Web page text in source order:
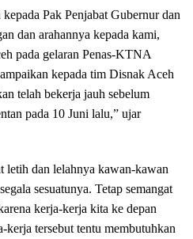
Pak Penjabat Gubernur dan
dan arahannya kepada kami,
pada gelaran Penas-KTNA
kepada tim Disnak Aceh
telah bekerja jauh sebelum
pada 10 Juni lalu,” ujar
letih dan lelahnya kawan-kawan
sesuatunya. Tetap semangat
kerja-kerja kita ke depan
kerja tersebut tentu membutuhkan